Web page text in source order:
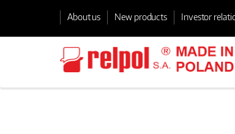
About us New products Investor